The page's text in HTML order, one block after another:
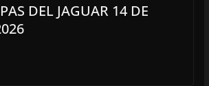
DEL JAGUAR 14 DE